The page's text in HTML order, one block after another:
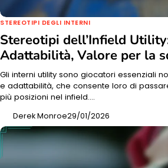
STEREOTIPI DEGLI INTERNI
Stereotipi dell’Infield
Adattabilità, Valore per la
Gli interni utility sono giocatori essenziali
e adattabilità, che consente loro di
più posizioni nel infield.…
Derek Monroe29/01/2026